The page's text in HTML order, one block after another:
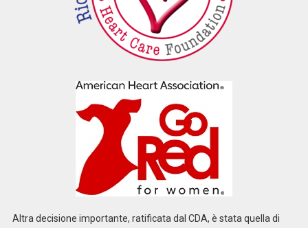
Altra decisione importante, ratificata dal CDA, è stata quella di